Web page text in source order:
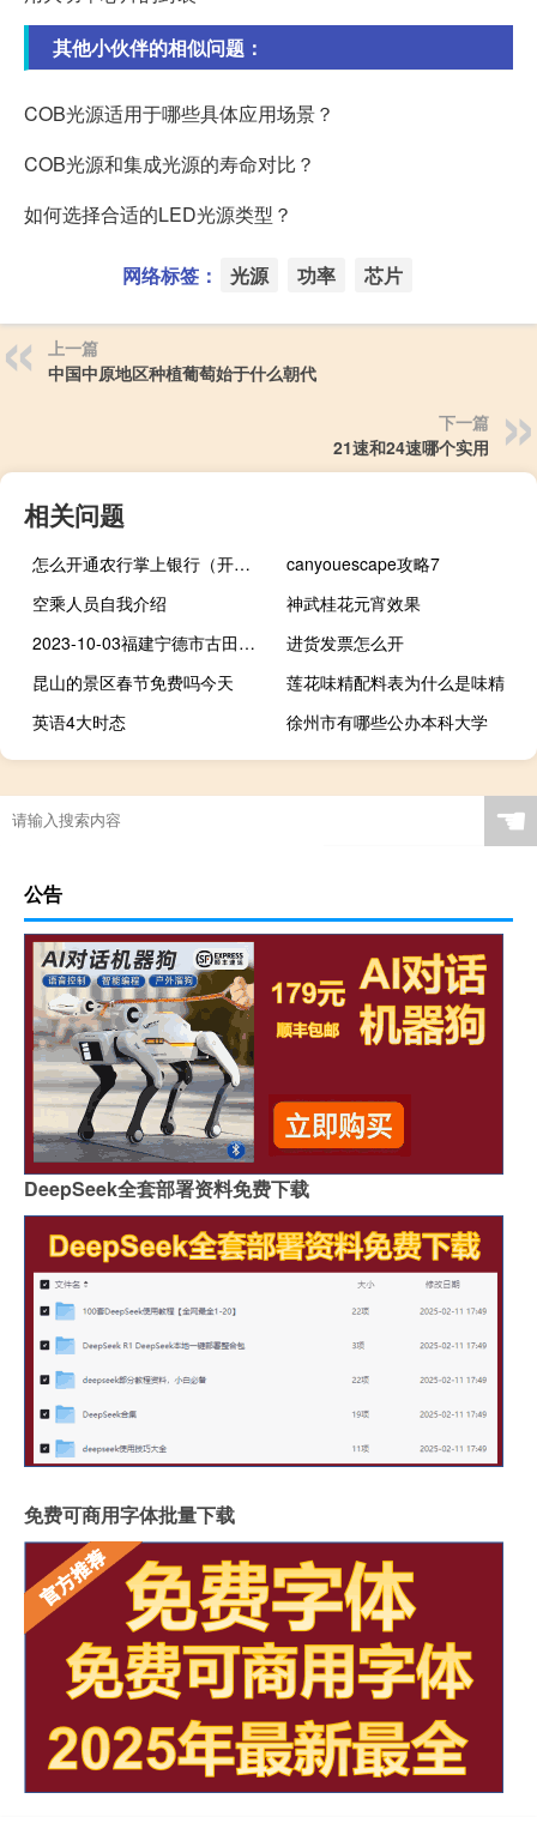
其他小伙伴的相似问题：
COB光源适用于哪些具体应用场景？
COB光源和集成光源的寿命对比？
如何选择合适的LED光源类型？
网络标签： 光源 功率 芯片
上一篇
中国中原地区种植葡萄始于什么朝代
下一篇
21速和24速哪个实用
相关问题
怎么开通农行掌上银行（开通农行掌上银行流程是什么）
canyouescape攻略7
空乘人员自我介绍
神武桂花元宵效果
2023-10-03福建宁德市古田县(栗蘑)的报价是多少
进货发票怎么开
昆山的景区春节免费吗今天
莲花味精配料表为什么是味精
英语4大时态
徐州市有哪些公办本科大学
☚
公告
DeepSeek全套部署资料免费下载
免费可商用字体批量下载